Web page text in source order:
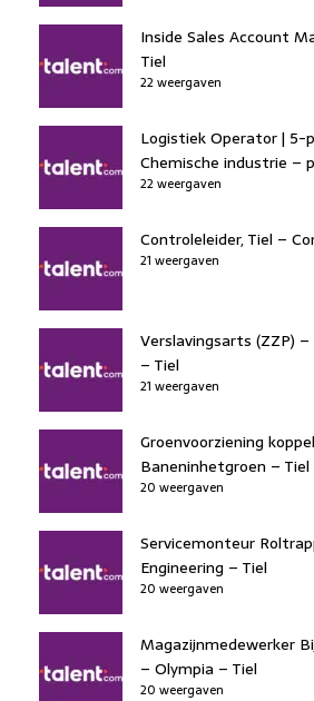
Inside Sales Account
Tiel
22 weergaven
Logistiek Operator | 5-
Chemische industrie –
22 weergaven
Controleleider, Tiel –
21 weergaven
Verslavingsarts (ZZP)
– Tiel
21 weergaven
Groenvoorziening
Baneninhetgroen – Tiel
20 weergaven
Servicemonteur
Engineering – Tiel
20 weergaven
Magazijnmedewerker
– Olympia – Tiel
20 weergaven